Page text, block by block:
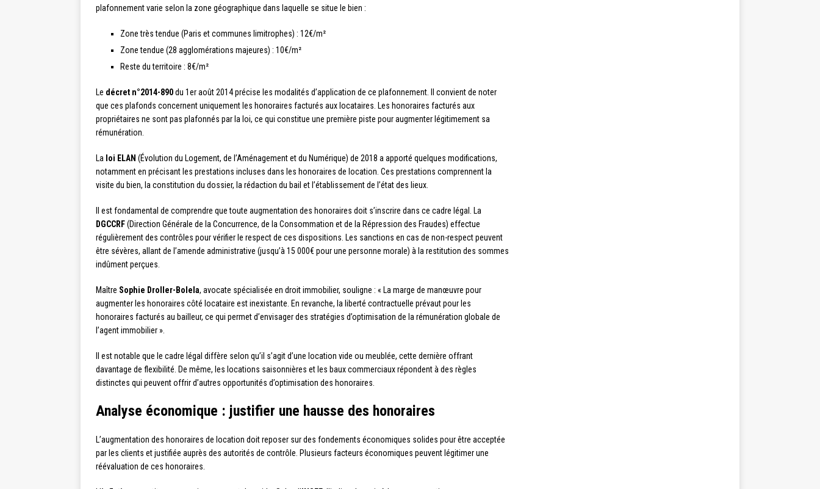
plafonnement varie selon la zone géographique dans laquelle se situe le bien :
Zone très tendue (Paris et communes limitrophes) : 12€/m²
Zone tendue (28 agglomérations majeures) : 10€/m²
Reste du territoire : 8€/m²
Le décret n°2014-890du 1er août 2014 précise les modalités d’application de ce plafonnement. Il convient de noter
que ces plafonds concernent uniquement les honoraires facturés aux locataires. Les honoraires facturés aux
propriétaires ne sont pas plafonnés par la loi, ce qui constitue une première piste pour augmenter légitimement sa
rémunération.
La loi ELAN (Évolution du Logement, de l’Aménagement et du Numérique) de 2018 a apporté quelques modifications,
notamment en précisant les prestations incluses dans les honoraires de location. Ces prestations comprennent la
visite du bien, la constitution du dossier, la rédaction du bail et l’établissement de l’état des lieux.
Il est fondamental de comprendre que toute augmentation des honoraires doit s’inscrire dans ce cadre légal. La
DGCCRF(Direction Générale de la Concurrence, de la Consommation et de la Répression des Fraudes) effectue
régulièrement des contrôles pour vérifier le respect de ces dispositions. Les sanctions en cas de non-respect peuvent
être sévères, allant de l’amende administrative (jusqu’à 15 000€ pour une personne morale) à la restitution des sommes
indûment perçues.
Maître Sophie Droller-Bolela, avocate spécialisée en droit immobilier, souligne : « La marge de manœuvre pour
augmenter les honoraires côté locataire est inexistante. En revanche, la liberté contractuelle prévaut pour les
honoraires facturés au bailleur, ce qui permet d’envisager des stratégies d’optimisation de la rémunération globale de
l’agent immobilier ».
Il est notable que le cadre légal diffère selon qu’il s’agit d’une location vide ou meublée, cette dernière offrant
davantage de flexibilité. De même, les locations saisonnières et les baux commerciaux répondent à des règles
distinctes qui peuvent offrir d’autres opportunités d’optimisation des honoraires.
Analyse économique : justifier une hausse des honoraires
L’augmentation des honoraires de location doit reposer sur des fondements économiques solides pour être acceptée
par les clients et justifiée auprès des autorités de contrôle. Plusieurs facteurs économiques peuvent légitimer une
réévaluation de ces honoraires.